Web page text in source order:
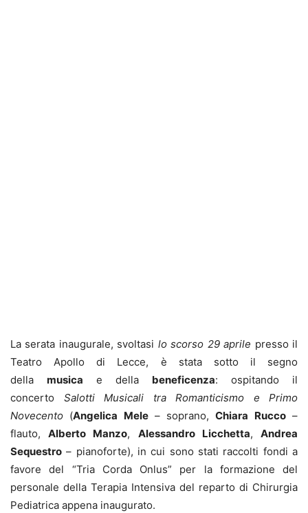
La serata inaugurale, svoltasi lo scorso 29 aprile presso il
Teatro Apollo di Lecce, è stata sotto il segno
della musica e della beneficenza: ospitando il
concerto Salotti Musicali tra Romanticismo e Primo
Novecento (Angelica Mele– soprano,Chiara Rucco–
flauto,Alberto Manzo, Alessandro Licchetta,Andrea
Sequestro – pianoforte), in cui sono stati raccolti fondi a
favore del “Tria Corda Onlus” per la formazione del
personale della Terapia Intensiva del reparto di Chirurgia
Pediatrica appena inaugurato.